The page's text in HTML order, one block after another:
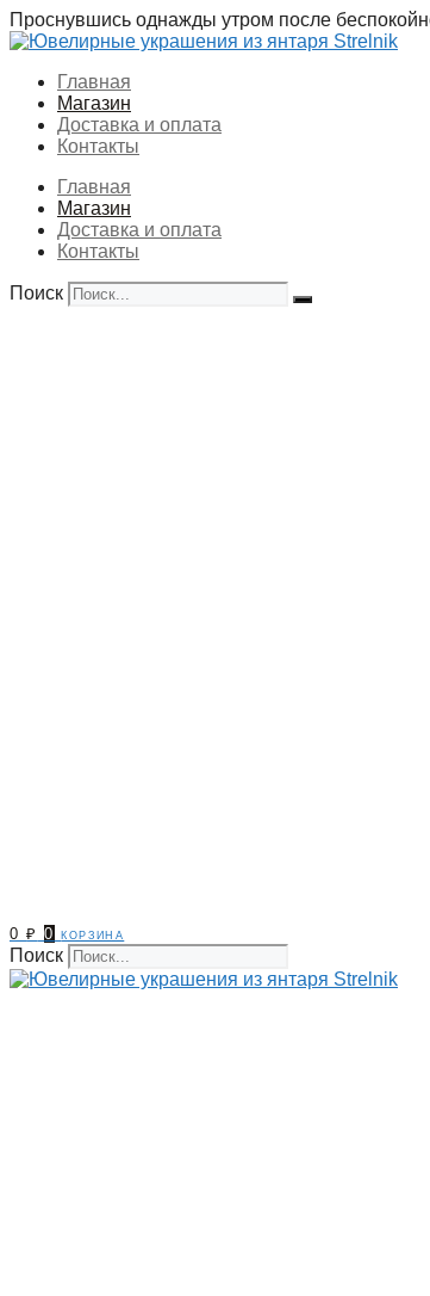
Перейти
к
Проснувшись однажды утром после
Главная
Магазин
Доставка и оплата
Контакты
Главная
Магазин
Доставка и оплата
Контакты
Поиск
0₽ 0 корзина
Поиск